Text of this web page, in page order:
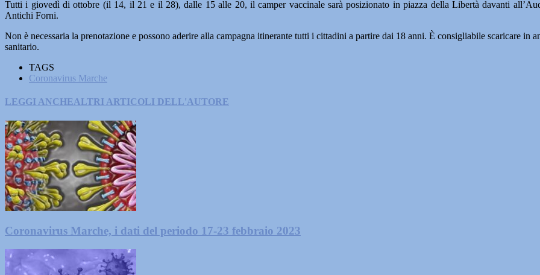
Tutti i giovedì di ottobre (il 14, il 21 e il 28), dalle 15 alle 20, il camper vaccinale sarà posizionato in piazza della Libertà davanti
Antichi Forni.
Non è necessaria la prenotazione e possono aderire alla campagna itinerante tutti i cittadini a partire dai 18 anni. È consigliabile scaricare in
sanitario.
TAGS
Coronavirus Marche
LEGGI ANCHEALTRI ARTICOLI DELL'AUTORE
Coronavirus Marche, i dati del periodo 17-23 febbraio 2023